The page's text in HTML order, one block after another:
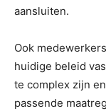
aansluiten.
Ook
huidige beleid
te complex zijn
passende